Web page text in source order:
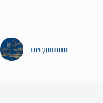
ПРЕДИШНИ